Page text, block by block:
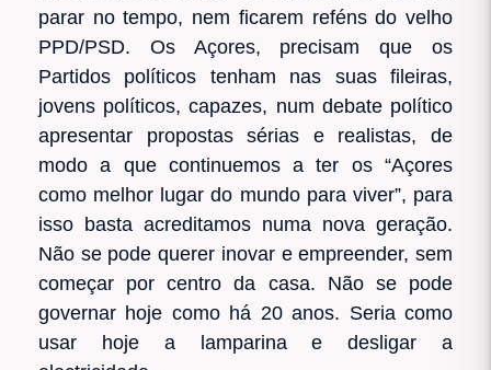
parar no tempo, nem ficarem reféns do velho
PPD/PSD. Os Açores, precisam que os
Partidos políticos tenham nas suas fileiras,
jovens políticos, capazes, num debate político
apresentar propostas sérias e realistas, de
modo a que continuemos a ter os “Açores
como melhor lugar do mundo para viver”, para
isso basta acreditamos numa nova geração.
Não se pode querer inovar e empreender, sem
começar por centro da casa. Não se pode
governar hoje como há 20 anos. Seria como
usar hoje a lamparina e desligar a